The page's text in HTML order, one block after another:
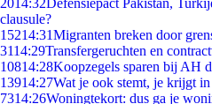
2014:32Defensiepact Pakistan,
clausule?
15214:31Migranten breken door
3114:29Transfergeruchten en
10814:28Koopzegels sparen bij AH
13914:27Wat je ook stemt, je krijgt
7314:26Woningtekort: dus ga je